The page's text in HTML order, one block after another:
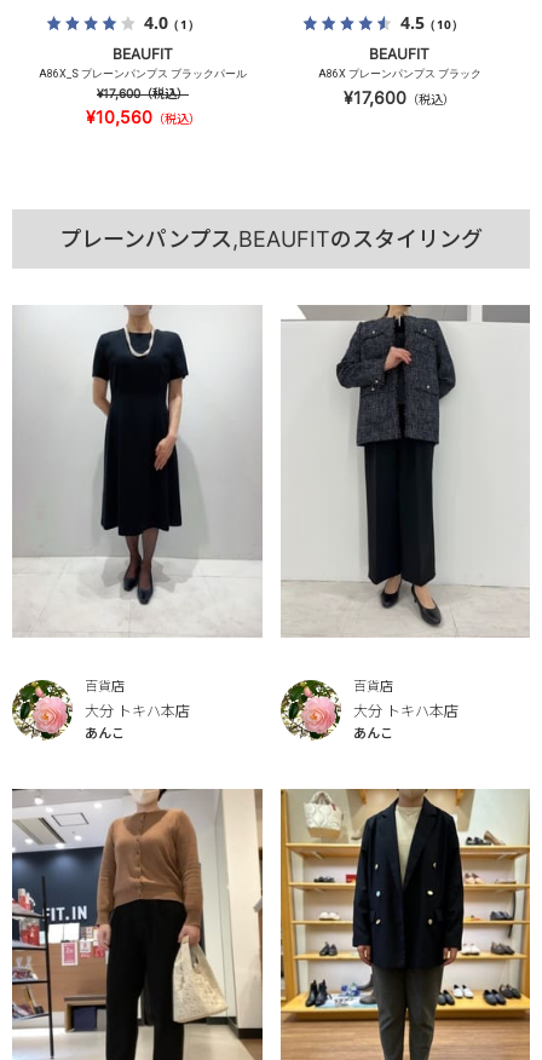
4.0（1）
BEAUFIT
A86X_S プレーンパンプス ブラックパール
¥17,600（税込）
¥10,560（税込）
4.5（10）
BEAUFIT
A86X プレーンパンプス ブラック
¥17,600 （税込）
プレーンパンプス,BEAUFITのスタイリング
百貨店
大分 トキハ本店
あんこ
百貨店
大分 トキハ本店
あんこ